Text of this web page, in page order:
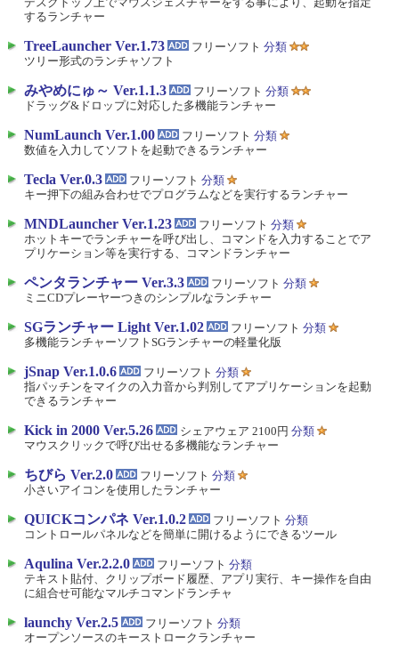
するランチャー
TreeLauncher Ver.1.73 フリーソフト 分類
ツリー形式のランチャソフト
みやめにゅ～ Ver.1.1.3 フリーソフト 分類
ドラッグ&ドロップに対応した多機能ランチャー
NumLaunch Ver.1.00 フリーソフト 分類
数値を入力してソフトを起動できるランチャー
Tecla Ver.0.3 フリーソフト 分類
キー押下の組み合わせでプログラムなどを実行するランチャー
MNDLauncher Ver.1.23 フリーソフト 分類
ホットキーでランチャーを呼び出し、コマンドを入力することでア
プリケーション等を実行する、コマンドランチャー
ペンタランチャー Ver.3.3 フリーソフト 分類
ミニCDプレーヤーつきのシンプルなランチャー
SGランチャー Light Ver.1.02 フリーソフト 分類
多機能ランチャーソフトSGランチャーの軽量化版
jSnap Ver.1.0.6 フリーソフト 分類
指パッチンをマイクの入力音から判別してアプリケーションを起動
できるランチャー
Kick in 2000 Ver.5.26 シェアウェア 2100円 分類
マウスクリックで呼び出せる多機能なランチャー
ちびら Ver.2.0 フリーソフト 分類
小さいアイコンを使用したランチャー
QUICKコンパネ Ver.1.0.2 フリーソフト 分類
コントロールパネルなどを簡単に開けるようにできるツール
Aqulina Ver.2.2.0 フリーソフト 分類
テキスト貼付、クリップボード履歴、アプリ実行、キー操作を自由
に組合せ可能なマルチコマンドランチャ
launchy Ver.2.5 フリーソフト 分類
オープンソースのキーストロークランチャー